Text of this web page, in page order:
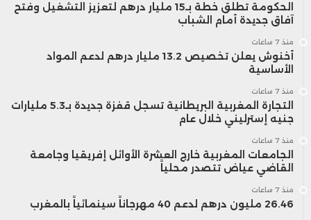
الحكومة تطلق خطة بـ15 مليار درهم لتعزيز التشغيل وفتح
آفاق جديدة أمام الشباب
منذ 7 ساعات
أخنوش يعلن تخصيص 13.2 مليار درهم لدعم المواد
الأساسية
منذ 7 ساعات
التجارة المغربية البريطانية تسجل قفزة جديدة بـ5.3 مليارات
جنيه إسترليني خلال عام
منذ 7 ساعات
الجامعات المغربية خارج العشرة الأوائل إفريقيا وجامعة
القاضي عياض تتصدر محلياً
منذ 7 ساعات
26.46 مليون درهم لدعم 40 مهرجاناً سينمائياً بالمغرب